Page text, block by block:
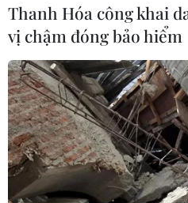
Moody’s giữ nguyên
TPBank ở mức tích
30/08/2022 04:42
6 tháng đầu năm, tổng tài
nghìn tỷ đồng, hoàn thành
lợi nhuận lũy kế đến hết 30/
tăng 26% so với cùng kỳ
Thanh Hóa công khai
vị chậm đóng bảo hiểm